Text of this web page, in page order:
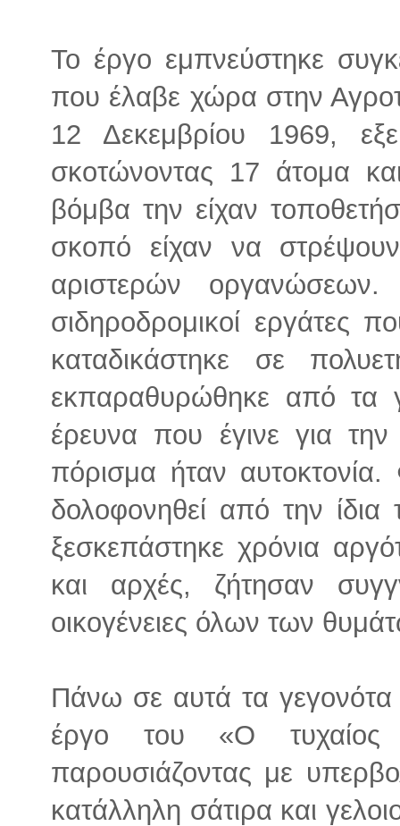
Το έργο εμπνεύστηκε
που έλαβε χώρα στην
12 Δεκεμβρίου 1969,
σκοτώνοντας 17 άτομα
βόμβα την είχαν
σκοπό είχαν να
αριστερών
σιδηροδρομικοί εργάτες
καταδικάστηκε σε
εκπαραθυρώθηκε από τα
έρευνα που έγινε για
πόρισμα ήταν
δολοφονηθεί από την
ξεσκεπάστηκε χρόνια
και αρχές, ζήτησαν
οικογένειες όλων των
Πάνω σε αυτά τα γεγονότα
έργο του «Ο τυχαίος
παρουσιάζοντας με
κατάλληλη σάτιρα και